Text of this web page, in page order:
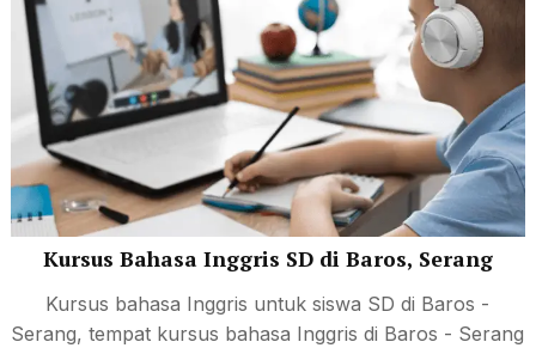
Kursus Bahasa Inggris SD di Baros, Serang
Kursus bahasa Inggris untuk siswa SD di Baros -
Serang, tempat kursus bahasa Inggris di Baros - Serang